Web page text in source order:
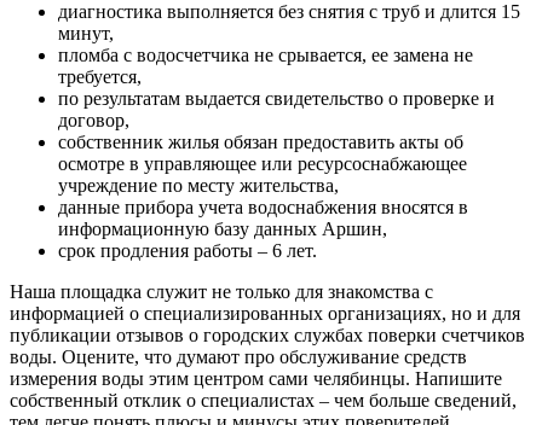
диагностика выполняется без снятия с труб и длится 15
минут,
пломба с водосчетчика не срывается, ее замена не
требуется,
по результатам выдается свидетельство о проверке и
договор,
собственник жилья обязан предоставить акты об
осмотре в управляющее или ресурсоснабжающее
учреждение по месту жительства,
данные прибора учета водоснабжения вносятся в
информационную базу данных Аршин,
срок продления работы – 6 лет.
Наша площадка служит не только для знакомства с
информацией о специализированных организациях, но и для
публикации отзывов о городских службах поверки счетчиков
воды. Оцените, что думают про обслуживание средств
измерения воды этим центром сами челябинцы. Напишите
собственный отклик о специалистах – чем больше сведений,